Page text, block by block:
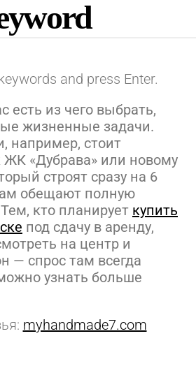
and press Enter.
есть из чего выбрать,
жизненные задачи.
например, стоит
ЖК «Дубрава» или новому
строят сразу на 6
обещают полную
кто планирует купить
под сдачу в аренду,
на центр и
— спрос там всегда
узнать больше
myhandmade7.com